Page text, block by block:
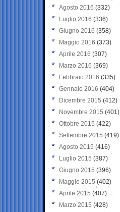
Agosto 2016 (332)
Luglio 2016 (336)
Giugno 2016 (358)
Maggio 2016 (373)
Aprile 2016 (307)
Marzo 2016 (369)
Febbraio 2016 (335)
Gennaio 2016 (404)
Dicembre 2015 (412)
Novembre 2015 (401)
Ottobre 2015 (422)
Settembre 2015 (419)
Agosto 2015 (416)
Luglio 2015 (387)
Giugno 2015 (396)
Maggio 2015 (402)
Aprile 2015 (407)
Marzo 2015 (428)